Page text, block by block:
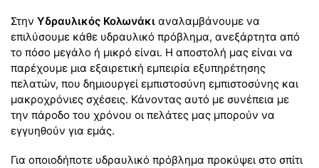
Στην Υδραυλικός Κολωνάκι αναλαμβάνουμε να
επιλύσουμε κάθε υδραυλικό πρόβλημα, ανεξάρτητα από
το πόσο μεγάλο ή μικρό είναι. Η αποστολή μας είναι να
παρέχουμε μια εξαιρετική εμπειρία εξυπηρέτησης
πελατών, που δημιουργεί εμπιστοσύνη εμπιστοσύνης και
μακροχρόνιες σχέσεις. Κάνοντας αυτό με συνέπεια με
την πάροδο του χρόνου οι πελάτες μας μπορούν να
εγγυηθούν για εμάς.
Για οποιοδήποτε υδραυλικό πρόβλημα προκύψει στο σπίτι